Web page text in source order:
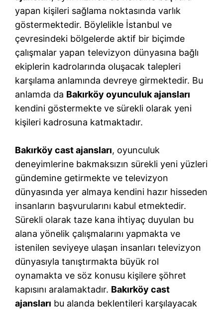
yapan kişileri sağlama noktasında varlık
göstermektedir. Böylelikle İstanbul ve
çevresindeki bölgelerde aktif bir biçimde
çalışmalar yapan televizyon dünyasına bağlı
ekiplerin kadrolarında oluşacak talepleri
karşılama anlamında devreye girmektedir. Bu
anlamda da Bakırköy oyunculuk ajansları
kendini göstermekte ve sürekli olarak yeni
kişileri kadrosuna katmaktadır.
Bakırköy cast ajansları, oyunculuk
deneyimlerine bakmaksızın sürekli yeni yüzleri
gündemine getirmekte ve televizyon
dünyasında yer almaya kendini hazır hisseden
insanların başvurularını kabul etmektedir.
Sürekli olarak taze kana ihtiyaç duyulan bu
alana yönelik çalışmalarını yapmakta ve
istenilen seviyeye ulaşan insanları televizyon
dünyasıyla tanıştırmakta büyük rol
oynamakta ve söz konusu kişilere şöhret
kapısını aralamaktadır. Bakırköy cast
ajansları bu alanda beklentileri karşılayacak